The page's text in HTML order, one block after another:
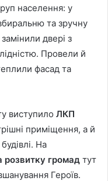
населення: у
та зручну
двері з
Провели й
фасад та
виступило ЛКП
приміщення, а й
На
розвитку громад тут
Героїв.